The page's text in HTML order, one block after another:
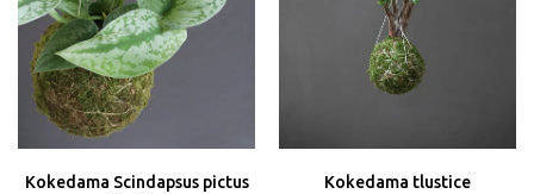
Kokedama Scindapsus pictus
Kokedama tlustice